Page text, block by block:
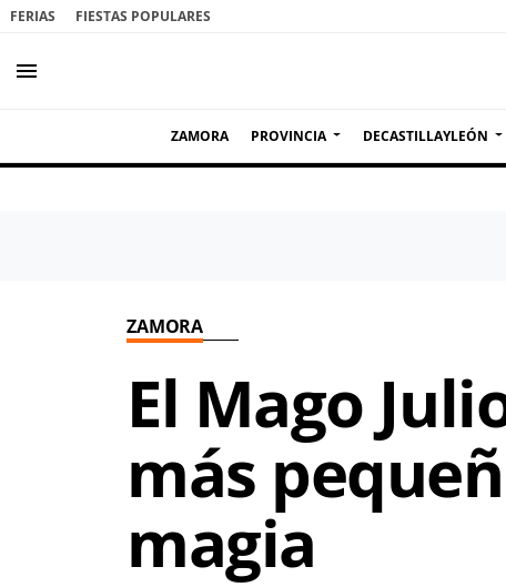
FERIAS FIESTAS POPULARES
menu
ZAMORA PROVINCIA DECASTILLAYLEÓN
ZAMORA
El Mago
más
magia